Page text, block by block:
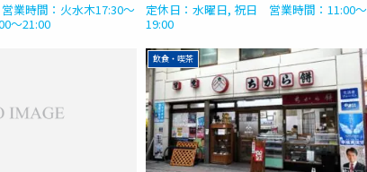
業時間：火水木17:30〜
〜21:00
定休日：水曜日, 祝日 営業時間：11:00〜
19:00
飲食・喫茶